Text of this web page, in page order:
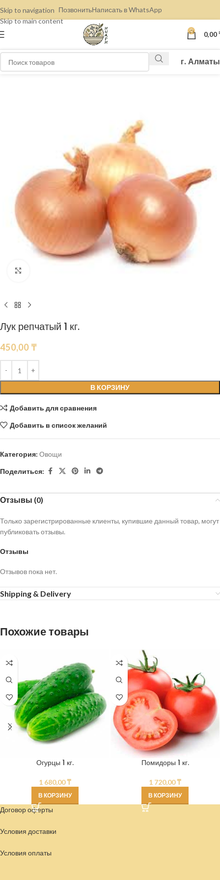
Skip to navigation
Skip to main content
ПозвонитьНаписать в WhatsApp
0 0,00
г. Алматы
Лук репчатый 1 кг.
450,00 ₸
В КОРЗИНУ
Добавить для сравнения
Добавить в список желаний
Категория: Овощи
Поделиться:
Отзывы (0)
Отзывы
Отзывов пока нет.
Только зарегистрированные клиенты, купившие данный товар, могут
публиковать отзывы.
Shipping & Delivery
Похожие товары
Огурцы 1 кг.
1 680,00₸
В КОРЗИНУ
Помидоры 1 кг.
1 720,00₸
В КОРЗИНУ
Договор оферты
Условия доставки
Условия оплаты